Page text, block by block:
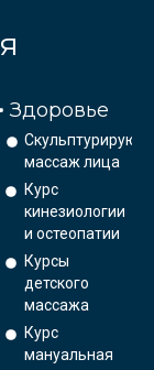
Здоровье
массаж лица
Курс
кинезиологии
и остеопатии
Курсы
детского
массажа
Курс
мануальная